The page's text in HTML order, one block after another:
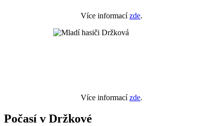
Více informacízde.
Více informacízde.
Počasí v Držkové